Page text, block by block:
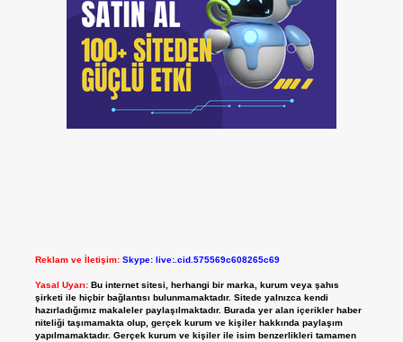
Reklam ve İletişim: Skype: live:.cid.575569c608265c69
Yasal Uyarı: Bu internet sitesi, herhangi bir marka, kurum veya şahıs
şirketi ile hiçbir bağlantısı bulunmamaktadır. Sitede yalnızca kendi
hazırladığımız makaleler paylaşılmaktadır. Burada yer alan içerikler haber
niteliği taşımamakta olup, gerçek kurum ve kişiler hakkında paylaşım
yapılmamaktadır. Gerçek kurum ve kişiler ile isim benzerlikleri tamamen